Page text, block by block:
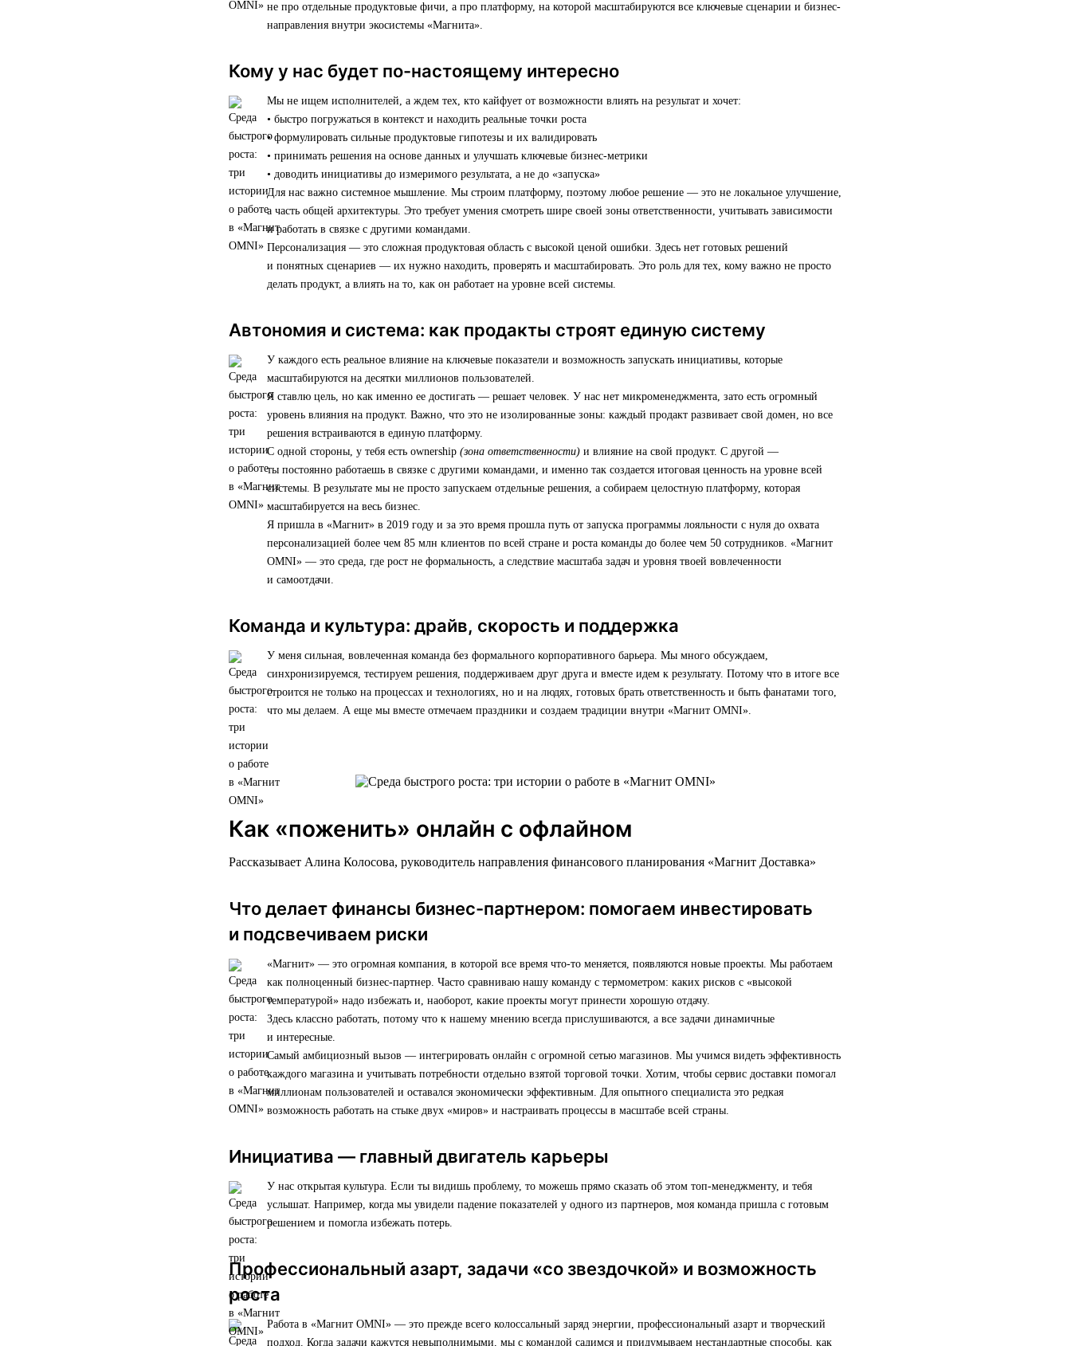
не про отдельные продуктовые фичи, а про платформу, на которой масштабируются все ключевые сценарии и бизнес-
направления внутри экосистемы «Магнита».
Кому у нас будет по-настоящему интересно
Мы не ищем исполнителей, а ждем тех, кто кайфует от возможности влиять на результат и хочет:
• быстро погружаться в контекст и находить реальные точки роста
• формулировать сильные продуктовые гипотезы и их валидировать
• принимать решения на основе данных и улучшать ключевые бизнес-метрики
• доводить инициативы до измеримого результата, а не до «запуска»
Для нас важно системное мышление. Мы строим платформу, поэтому любое решение — это не локальное улучшение,
а часть общей архитектуры. Это требует умения смотреть шире своей зоны ответственности, учитывать зависимости
и работать в связке с другими командами.
Персонализация — это сложная продуктовая область с высокой ценой ошибки. Здесь нет готовых решений
и понятных сценариев — их нужно находить, проверять и масштабировать. Это роль для тех, кому важно не просто
делать продукт, а влиять на то, как он работает на уровне всей системы.
Автономия и система: как продакты строят единую систему
У каждого есть реальное влияние на ключевые показатели и возможность запускать инициативы, которые
масштабируются на десятки миллионов пользователей.
Я ставлю цель, но как именно ее достигать — решает человек. У нас нет микроменеджмента, зато есть огромный
уровень влияния на продукт. Важно, что это не изолированные зоны: каждый продакт развивает свой домен, но все
решения встраиваются в единую платформу.
С одной стороны, у тебя есть ownership (зона ответственности) и влияние на свой продукт. С другой —
ты постоянно работаешь в связке с другими командами, и именно так создается итоговая ценность на уровне всей
системы. В результате мы не просто запускаем отдельные решения, а собираем целостную платформу, которая
масштабируется на весь бизнес.
Я пришла в «Магнит» в 2019 году и за это время прошла путь от запуска программы лояльности с нуля до охвата
персонализацией более чем 85 млн клиентов по всей стране и роста команды до более чем 50 сотрудников. «Магнит
OMNI» — это среда, где рост не формальность, а следствие масштаба задач и уровня твоей вовлеченности
и самоотдачи.
Команда и культура: драйв, скорость и поддержка
У меня сильная, вовлеченная команда без формального корпоративного барьера. Мы много обсуждаем,
синхронизируемся, тестируем решения, поддерживаем друг друга и вместе идем к результату. Потому что в итоге все
строится не только на процессах и технологиях, но и на людях, готовых брать ответственность и быть фанатами того,
что мы делаем. А еще мы вместе отмечаем праздники и создаем традиции внутри «Магнит OMNI».
Как «поженить» онлайн с офлайном
Рассказывает Алина Колосова, руководитель направления финансового планирования «Магнит Доставка»
Что делает финансы бизнес-партнером: помогаем инвестировать
и подсвечиваем риски
«Магнит» — это огромная компания, в которой все время что-то меняется, появляются новые проекты. Мы работаем
как полноценный бизнес-партнер. Часто сравниваю нашу команду с термометром: каких рисков с «высокой
температурой» надо избежать и, наоборот, какие проекты могут принести хорошую отдачу.
Здесь классно работать, потому что к нашему мнению всегда прислушиваются, а все задачи динамичные
и интересные.
Самый амбициозный вызов — интегрировать онлайн с огромной сетью магазинов. Мы учимся видеть эффективность
каждого магазина и учитывать потребности отдельно взятой торговой точки. Хотим, чтобы сервис доставки помогал
миллионам пользователей и оставался экономически эффективным. Для опытного специалиста это редкая
возможность работать на стыке двух «миров» и настраивать процессы в масштабе всей страны.
Инициатива — главный двигатель карьеры
У нас открытая культура. Если ты видишь проблему, то можешь прямо сказать об этом топ-менеджменту, и тебя
услышат. Например, когда мы увидели падение показателей у одного из партнеров, моя команда пришла с готовым
решением и помогла избежать потерь.
Профессиональный азарт, задачи «со звездочкой» и возможность
роста
Работа в «Магнит OMNI» — это прежде всего колоссальный заряд энергии, профессиональный азарт и творческий
подход. Когда задачи кажутся невыполнимыми, мы с командой садимся и придумываем нестандартные способы, как